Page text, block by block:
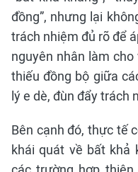
đồng”, nhưng lại
trách nhiệm đủ rõ để
nguyên nhân làm
thiếu đồng bộ giữa
lý e dè, đùn đẩy trách
Bên cạnh đó, thực tế
khái quát về bất khả